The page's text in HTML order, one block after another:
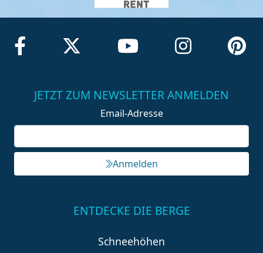
JETZT ZUM NEWSLETTER ANMELDEN
Email-Adresse
Anmelden
ENTDECKE DIE BERGE
Schneehöhen